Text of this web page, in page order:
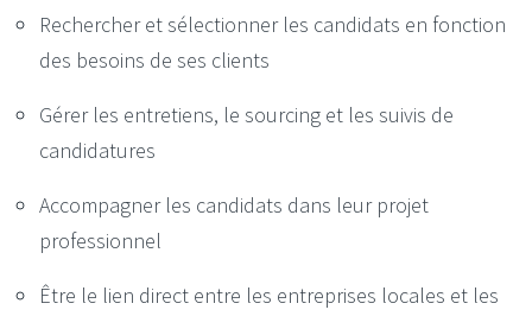
Rechercher et sélectionner les candidats en fonction
des besoins de ses clients
Gérer les entretiens, le sourcing et les suivis de
candidatures
Accompagner les candidats dans leur projet
professionnel
Être le lien direct entre les entreprises locales et les